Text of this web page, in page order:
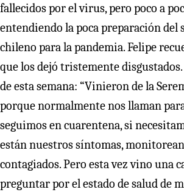
fallecidos por el virus, pero poco a
entendiendo la poca preparación del
chileno para la pandemia. Felipe
que los dejó tristemente
de esta semana: “Vinieron de la
porque normalmente nos llaman
seguimos en cuarentena, si
están nuestros síntomas,
contagiados. Pero esta vez vino una
preguntar por el estado de salud de